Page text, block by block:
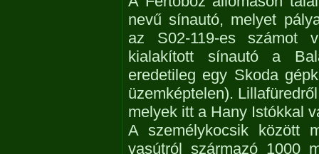
nevű sínautó, melyet
az S02-119-es számot
kialakított sínautó a
eredetileg egy Skoda
üzemképtelen).
melyek itt a Hany Istókkal
A személykocsik között
vasútról származó 1000